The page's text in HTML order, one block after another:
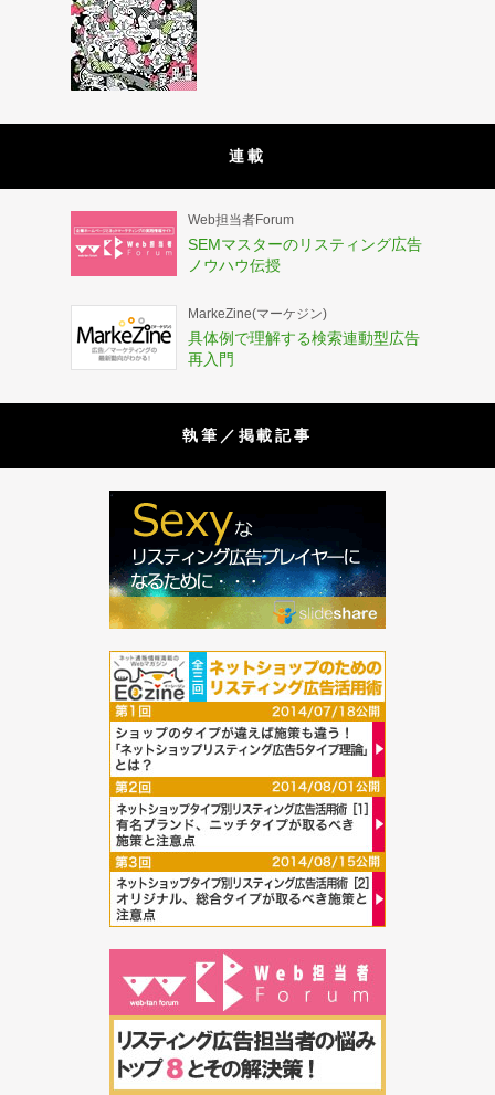
連載
Web担当者Forum
SEMマスターのリスティング広告
ノウハウ伝授
MarkeZine(マーケジン)
具体例で理解する検索連動型広告
再入門
執筆／掲載記事